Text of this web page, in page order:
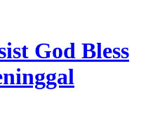
God Bless